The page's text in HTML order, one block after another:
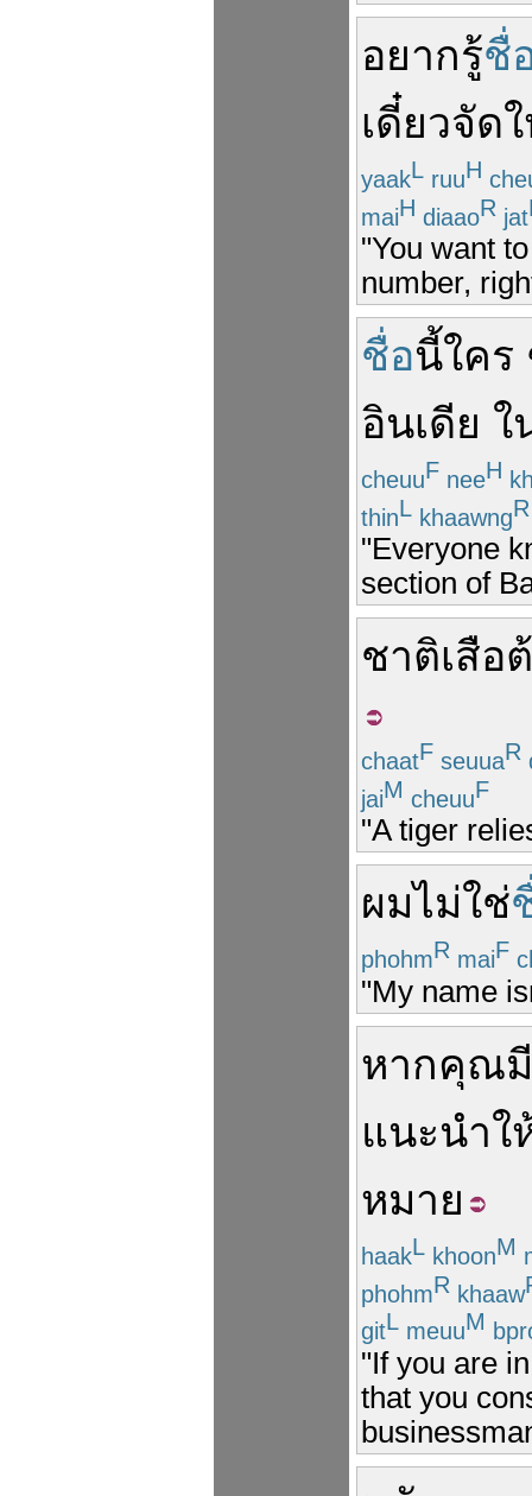
อยากรู้ชื่
เดี๋ยวจัด
yaakL ruuH
maiH diaaoR jat
"You want
number,
ชื่อนี้ใคร
อินเดีย ใ
cheuuF neeH
thinL khaawngR
"Everyone
section of
ชาติเสือ
chaatF seuuaR
jaiM cheuuF
"A tiger
ผมไม่ใช่
phohmR maiF
"My name
หากคุณมี
แนะนำใ
หมาย
haakL khoonM
phohmR khaaw
gitL meuuM
"If you are
that you